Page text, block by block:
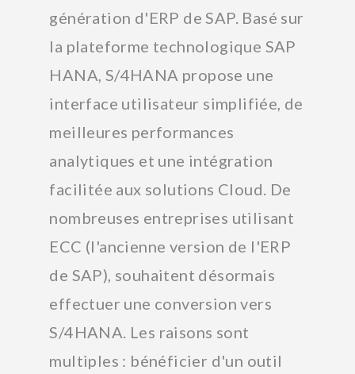
génération d'ERP de SAP. Basé sur
la plateforme technologique SAP
HANA, S/4HANA propose une
interface utilisateur simplifiée, de
meilleures performances
analytiques et une intégration
facilitée aux solutions Cloud. De
nombreuses entreprises utilisant
ECC (l'ancienne version de l'ERP
de SAP), souhaitent désormais
effectuer une conversion vers
S/4HANA. Les raisons sont
multiples : bénéficier d'un outil